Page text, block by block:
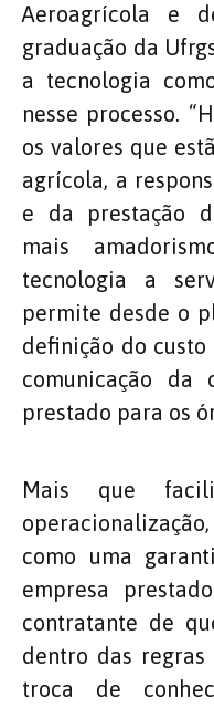
Aeroagrícola e
graduação da
a tecnologia
nesse processo.
os valores que
agrícola, a
e da prestação
mais
tecnologia a
permite desde o
definição do
comunicação da
prestado para os
Mais que
como uma
empresa
contratante de
dentro das regras
troca de